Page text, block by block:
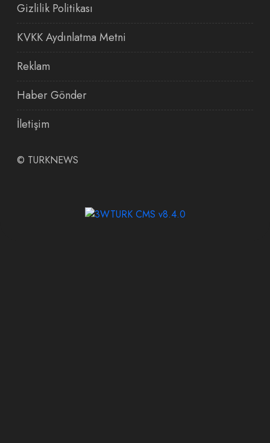
Gizlilik Politikası
KVKK Aydınlatma Metni
Reklam
Haber Gönder
İletişim
© TURKNEWS